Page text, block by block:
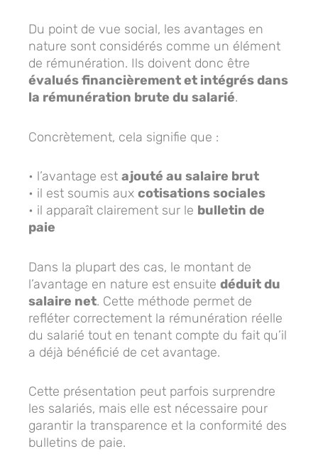
Du point de vue social, les avantages en
nature sont considérés comme un élément
de rémunération. Ils doivent donc être
évalués financièrement et intégrés dans
la rémunération brute du salarié.
Concrètement, cela signifie que :
• l’avantage est ajouté au salaire brut
• il est soumis aux cotisations sociales
• il apparaît clairement sur le bulletin de
paie
Dans la plupart des cas, le montant de
l’avantage en nature est ensuite déduit du
salaire net. Cette méthode permet de
refléter correctement la rémunération réelle
du salarié tout en tenant compte du fait qu’il
a déjà bénéficié de cet avantage.
Cette présentation peut parfois surprendre
les salariés, mais elle est nécessaire pour
garantir la transparence et la conformité des
bulletins de paie.